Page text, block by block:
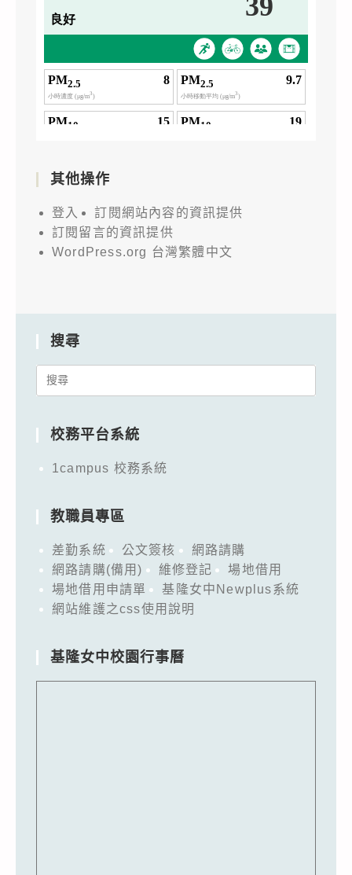
其他操作
登入
訂閱網站內容的資訊提供
訂閱留言的資訊提供
WordPress.org 台灣繁體中文
搜尋
Search
校務平台系統
1campus 校務系統
教職員專區
差勤系統 公文簽核
網路請購
網路請購(備用)
維修登記
場地借用
場地借用申請單
基隆女中Newplus系統
網站維護之css使用說明
基隆女中校園行事曆